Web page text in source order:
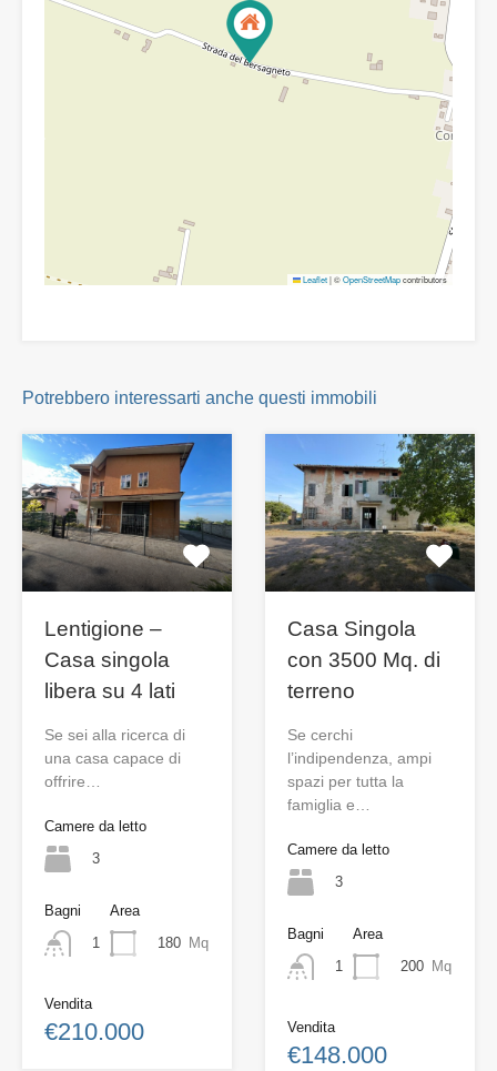
Leaflet|©OpenStreetMapcontributors
Potrebbero interessarti anche questi immobili
Lentigione –
Casa singola
libera su 4 lati
Se sei alla ricerca di
una casa capace di
offrire…
Camere da letto
3
Bagni
1
Area
180 Mq
Vendita
€210.000
Casa Singola
con 3500 Mq. di
terreno
Se cerchi
l’indipendenza, ampi
spazi per tutta la
famiglia e…
Camere da letto
3
Bagni
1
Area
200 Mq
Vendita
€148.000